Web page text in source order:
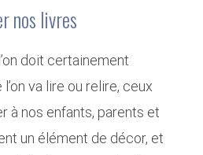
nos livres
doit certainement
va lire ou relire, ceux
à nos enfants, parents et
un élément de décor, et